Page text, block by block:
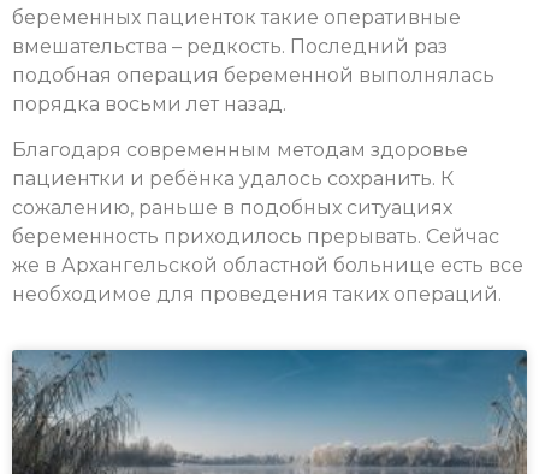
беременных пациенток такие оперативные
вмешательства – редкость. Последний раз
подобная операция беременной выполнялась
порядка восьми лет назад.
Благодаря современным методам здоровье
пациентки и ребёнка удалось сохранить. К
сожалению, раньше в подобных ситуациях
беременность приходилось прерывать. Сейчас
же в Архангельской областной больнице есть все
необходимое для проведения таких операций.